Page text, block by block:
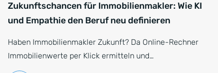
Zukunftschancen für Immobilienmakler: Wie KI
und Empathie den Beruf neu definieren
Haben Immobilienmakler Zukunft? Da Online-Rechner
Immobilienwerte per Klick ermitteln und…